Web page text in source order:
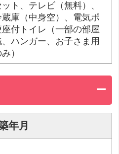
ト、テレビ（無料）、
庫（中身空）、電気ポ
付トイレ（一部の部屋
ハンガー、お子さま用
）
年月